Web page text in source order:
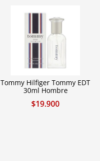
Tommy Hilfiger Tommy EDT
30ml Hombre
$19.900